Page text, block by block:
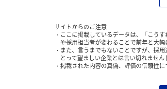
サイトからのご注意
ここに掲載しているデータは、「こう
や採用担当者が変わることで前年と大幅
また、言うまでもないことですが、採
とって望ましい企業とは言い切れませ
掲載された内容の真偽、評価の信頼性